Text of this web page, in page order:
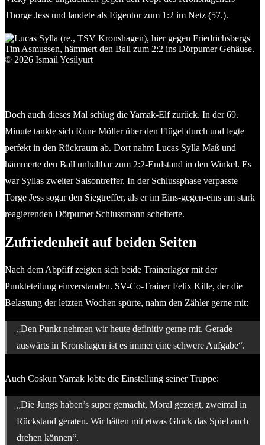
Thorge Jess und landete als Eigentor zum 1:2 im Netz (57.).
Doch auch dieses Mal schlug die Yamak-Elf zurück. In der 69.
Minute tankte sich Rune Möller über den Flügel durch und legte
perfekt in den Rückraum ab. Dort nahm Lucas Sylla Maß und
hämmerte den Ball unhaltbar zum 2:2-Endstand in den Winkel. Es
war Syllas zweiter Saisontreffer. In der Schlussphase verpasste
Torge Jess sogar den Siegtreffer, als er im Eins-gegen-eins am stark
reagierenden Dörpumer Schlussmann scheiterte.
Zufriedenheit auf beiden Seiten
Nach dem Abpfiff zeigten sich beide Trainerlager mit der
Punkteteilung einverstanden. SV-Co-Trainer Felix Kille, der die
Belastung der letzten Wochen spürte, nahm den Zähler gerne mit:
„Den Punkt nehmen wir heute definitiv gerne mit. Gerade
auswärts in Kronshagen ist es immer eine schwere Aufgabe“.
Auch Coskun Yamak lobte die Einstellung seiner Truppe:
„Die Jungs haben’s super gemacht, Moral gezeigt, zweimal in
Rückstand geraten. Wir hätten mit etwas Glück das Spiel auch
drehen können“.